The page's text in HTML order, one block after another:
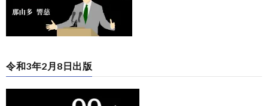
令和3年2月8日出版